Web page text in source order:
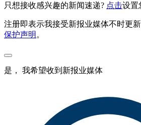
只想接收感兴趣的新闻速递? 点击设置
注册即表示我接受新报业媒体不时更
保护声明 。
是， 我希望收到新报业媒体